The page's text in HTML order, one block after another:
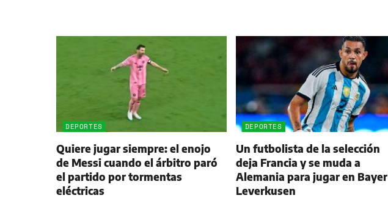
DEPORTES
Quiere jugar siempre: el enojo
de Messi cuando el árbitro paró
el partido por tormentas
eléctricas
DEPORTES
Un futbolista de la selección
deja Francia y se muda a
Alemania para jugar en Bayer
Leverkusen